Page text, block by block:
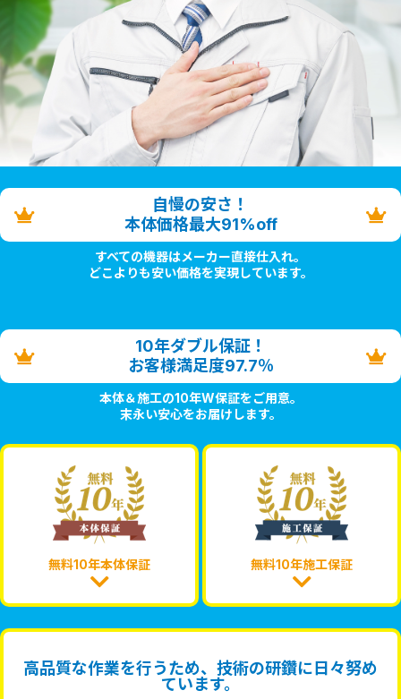
自慢の安さ！
本体価格最大91%off
すべての機器はメーカー直接仕入れ。
どこよりも安い価格を実現しています。
10年ダブル保証！
お客様満足度97.7％
本体＆施工の10年W保証をご用意。
末永い安心をお届けします。
無料10年本体保証 無料10年施工保証
高品質な作業を行うため、技術の研鑽に日々努め
ています。